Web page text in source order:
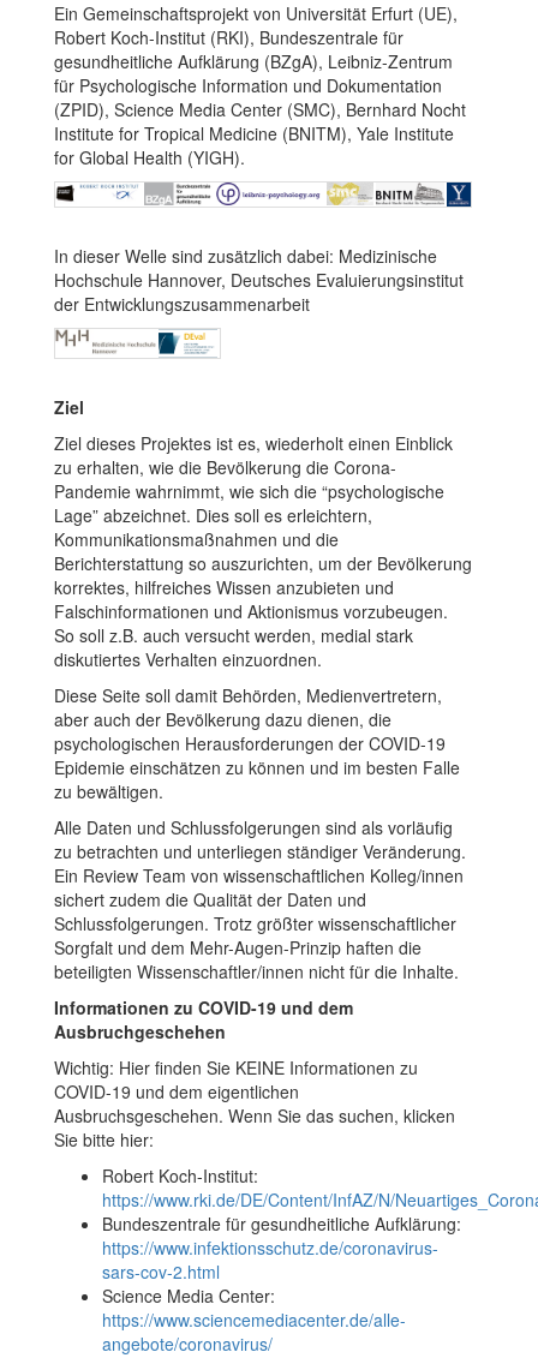
Ein Gemeinschaftsprojekt von Universität Erfurt (UE),
Robert Koch-Institut (RKI), Bundeszentrale für
gesundheitliche Aufklärung (BZgA), Leibniz-Zentrum
für Psychologische Information und Dokumentation
(ZPID), Science Media Center (SMC), Bernhard Nocht
Institute for Tropical Medicine (BNITM), Yale Institute
for Global Health (YIGH).
In dieser Welle sind zusätzlich dabei: Medizinische
Hochschule Hannover, Deutsches Evaluierungsinstitut
der Entwicklungszusammenarbeit
Ziel
Ziel dieses Projektes ist es, wiederholt einen Einblick
zu erhalten, wie die Bevölkerung die Corona-
Pandemie wahrnimmt, wie sich die “psychologische
Lage” abzeichnet. Dies soll es erleichtern,
Kommunikationsmaßnahmen und die
Berichterstattung so auszurichten, um der Bevölkerung
korrektes, hilfreiches Wissen anzubieten und
Falschinformationen und Aktionismus vorzubeugen.
So soll z.B. auch versucht werden, medial stark
diskutiertes Verhalten einzuordnen.
Diese Seite soll damit Behörden, Medienvertretern,
aber auch der Bevölkerung dazu dienen, die
psychologischen Herausforderungen der COVID-19
Epidemie einschätzen zu können und im besten Falle
zu bewältigen.
Alle Daten und Schlussfolgerungen sind als vorläufig
zu betrachten und unterliegen ständiger Veränderung.
Ein Review Team von wissenschaftlichen Kolleg/innen
sichert zudem die Qualität der Daten und
Schlussfolgerungen. Trotz größter wissenschaftlicher
Sorgfalt und dem Mehr-Augen-Prinzip haften die
beteiligten Wissenschaftler/innen nicht für die Inhalte.
Informationen zu COVID-19 und dem
Ausbruchgeschehen
Wichtig: Hier finden Sie KEINE Informationen zu
COVID-19 und dem eigentlichen
Ausbruchsgeschehen. Wenn Sie das suchen, klicken
Sie bitte hier:
Robert Koch-Institut:
https://www.rki.de/DE/Content/InfAZ/N/
Bundeszentrale für gesundheitliche Aufklärung:
https://www.infektionsschutz.de/coronavirus-
sars-cov-2.html
Science Media Center:
https://www.sciencemediacenter.de/alle-
angebote/coronavirus/